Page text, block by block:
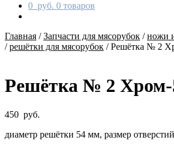
0 руб. 0 товаров
Главная /Запчасти для мясорубок /ножи
/решётки для мясорубок /Решётка № 2
Решётка № 2 Хром-
450 руб.
диаметр решётки 54 мм, размер